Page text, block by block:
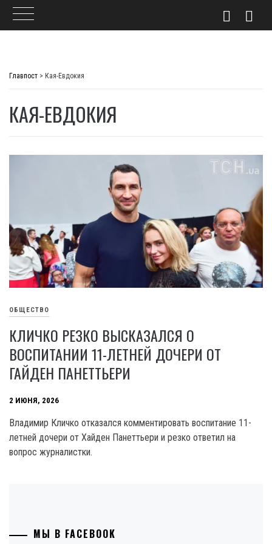
Главпост > Кая-Евдокия
КАЯ-ЕВДОКИЯ
ОБЩЕСТВО
КЛИЧКО РЕЗКО ВЫСКАЗАЛСЯ О
ВОСПИТАНИИ 11-ЛЕТНЕЙ ДОЧЕРИ ОТ
ГАЙДЕН ПАНЕТТЬЕРИ
2 ИЮНЯ, 2026
Владимир Кличко отказался комментировать воспитание 11-
летней дочери от Хайден Панеттьери и резко ответил на
вопрос журналистки.
МЫ В FACEBOOK